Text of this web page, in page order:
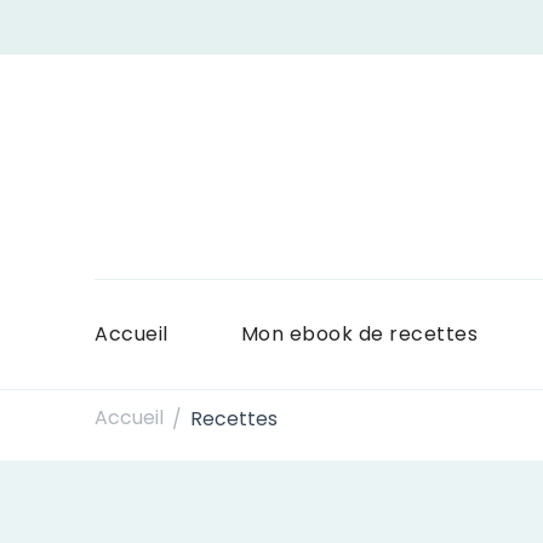
Accueil Mon ebook de recettes
Accueil / Recettes